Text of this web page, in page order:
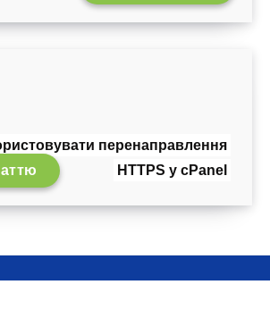
перенаправлення
HTTPS у cPanel